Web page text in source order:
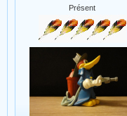
Présent